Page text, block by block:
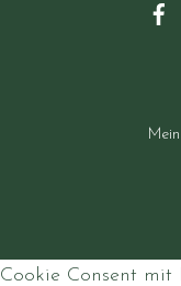
Cookie Consent mit